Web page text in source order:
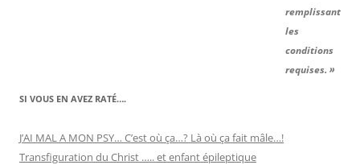
remplissant
les
conditions
requises. »
SI VOUS EN AVEZ RATÉ….
J’AI MAL A MON PSY… C’est où ça…? Là où ça fait mâle…!
Transfiguration du Christ ….. et enfant épileptique